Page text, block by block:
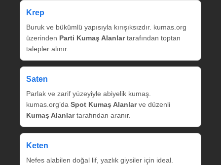
Krep
Buruk ve bükümlü yapısıyla kırışıksızdır. kumas.org
üzerinden Parti Kumaş Alanlartarafından toptan
talepler alınır.
Saten
Parlak ve zarif yüzeyiyle abiyelik kumaş.
kumas.org’da Spot Kumaş Alanlarve düzenli
Kumaş Alanlartarafından aranır.
Keten
Nefes alabilen doğal lif, yazlık giysiler için ideal.